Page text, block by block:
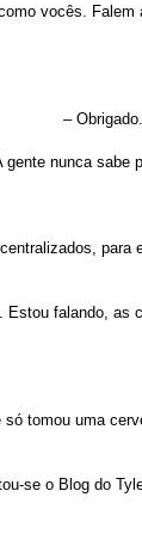
vocês. Falem
–
nunca sabe
para
falando, as
tomou uma
se o Blog do